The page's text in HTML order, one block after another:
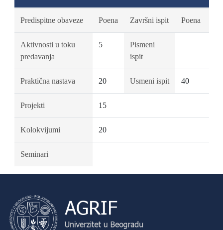
Predispitne obaveze Poena Završni ispit Poena
Aktivnosti u toku
predavanja
5
Pismeni
ispit
Praktična nastava 20 Usmeni ispit 40
Projekti 15
Kolokvijumi 20
Seminari